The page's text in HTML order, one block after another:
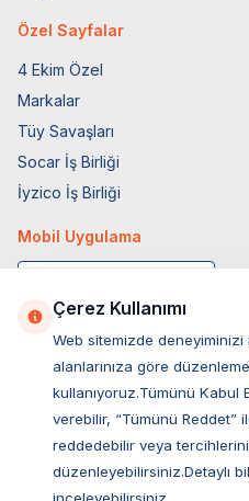
Özel Sayfalar
4 Ekim Özel
Markalar
Tüy Savaşları
Socar İş Birliği
İyzico İş Birliği
Mobil Uygulama
Müşteri Hizmetleri
Çerez Kullanımı
Web sitemizde
alanlarınıza göre
kullanıyoruz.Tümünü Kabul
verebilir, “Tümünü
reddedebilir veya
düzenleyebilirsiniz.Detaylı